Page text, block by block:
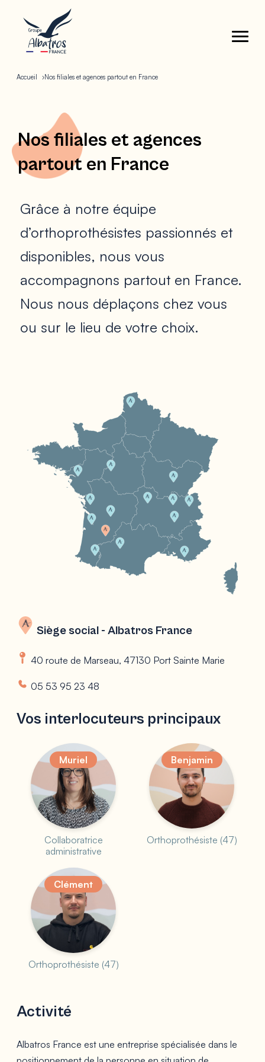
Accueil Nos filiales et agences partout en France
Nos filiales et agences
partout en France
Grâce à notre équipe
d’orthoprothésistes passionnés et
disponibles, nous vous
accompagnons partout en France.
Nous nous déplaçons chez vous
ou sur le lieu de votre choix.
Siège social - Albatros France
40 route de Marseau, 47130 Port Sainte Marie
05 53 95 23 48
Vos interlocuteurs principaux
Muriel
Collaboratrice
administrative
Benjamin
Orthoprothésiste (47)
Clément
Orthoprothésiste (47)
Activité
Albatros France est une entreprise spécialisée dans le